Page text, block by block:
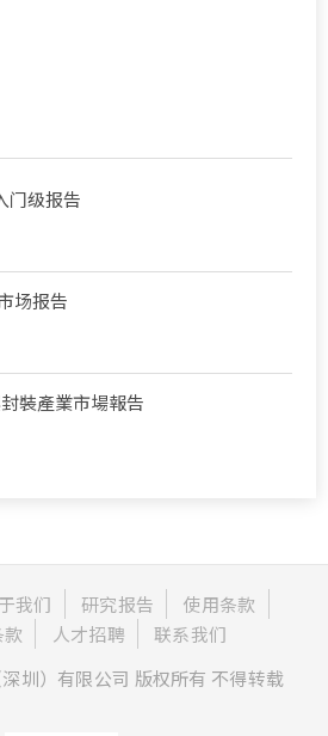
门级报告
场报告
裝產業市場報告
我们 研究报告
使用条款
人才招聘
联系我们
圳）有限公司 版权所有 不得转载